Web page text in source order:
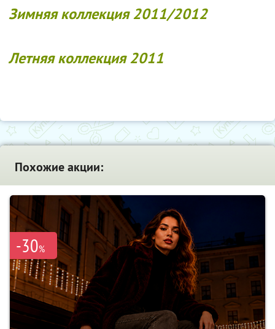
Зимняя коллекция 2011/2012
Летняя коллекция 2011
Похожие акции:
-30%